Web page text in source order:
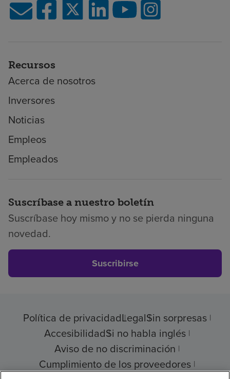
Recursos
Acerca de nosotros
Inversores
Noticias
Empleos
Empleados
Suscríbase a nuestro boletín
Suscríbase hoy mismo y no se pierda ninguna
novedad.
Suscribirse
Política de privacidadLegalSin sorpresas
AccesibilidadSi no habla inglés
Aviso de no discriminación
Cumplimiento de los proveedores